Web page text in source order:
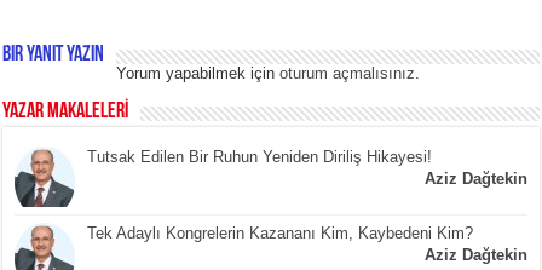
Bir yanıt yazın
Yorum yapabilmek içinoturum açmalısınız
YAZAR MAKALELERİ
Tutsak Edilen Bir Ruhun Yeniden Diriliş Hikayesi!
Aziz Dağtekin
Tek Adaylı Kongrelerin Kazananı Kim, Kaybedeni Kim?
Aziz Dağtekin